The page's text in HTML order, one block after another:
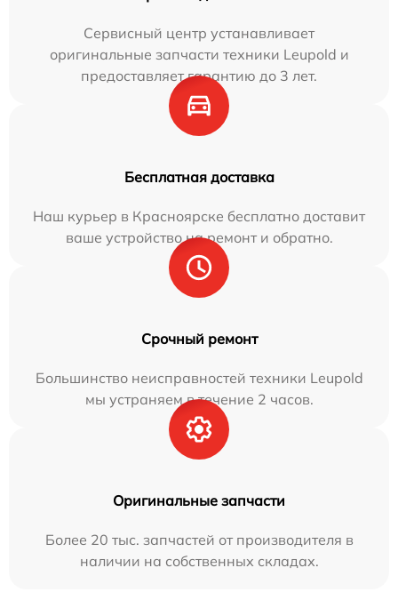
Сервисный центр устанавливает
оригинальные запчасти техники Leupold и
предоставляет гарантию до 3 лет.
Бесплатная доставка
Наш курьер в Красноярске бесплатно доставит
ваше устройство на ремонт и обратно.
Срочный ремонт
Большинство неисправностей техники Leupold
мы устраняем в течение 2 часов.
Оригинальные запчасти
Более 20 тыс. запчастей от производителя в
наличии на собственных складах.